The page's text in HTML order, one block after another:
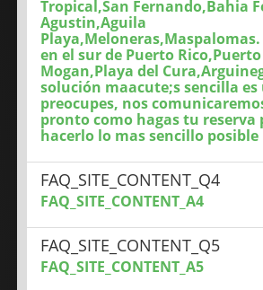
Tropical,San Fernando,Bahia
Agustin,Aguila
en el sur de Puerto Rico,Puerto
Mogan,Playa del
solución maacute;s sencilla
preocupes, nos
pronto como hagas tu reserva
hacerlo lo mas sencillo
FAQ_SITE_CONTENT_Q4
FAQ_SITE_CONTENT_A4
FAQ_SITE_CONTENT_Q5
FAQ_SITE_CONTENT_A5